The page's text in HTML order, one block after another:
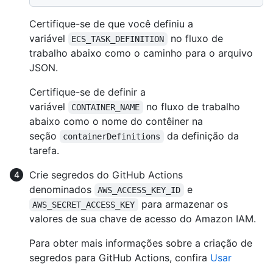
Certifique-se de que você definiu a
variável
ECS_TASK_DEFINITION
no fluxo de
trabalho abaixo como o caminho para o arquivo
JSON.
Certifique-se de definir a
variável
CONTAINER_NAME
no fluxo de trabalho
abaixo como o nome do contêiner na
seção
containerDefinitions
da definição da
tarefa.
Crie segredos do GitHub Actions
denominados
AWS_ACCESS_KEY_ID e
AWS_SECRET_ACCESS_KEY
para armazenar os
valores de sua chave de acesso do Amazon IAM.
Para obter mais informações sobre a criação de
segredos para GitHub Actions, confira Usar